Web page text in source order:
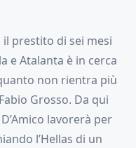
il prestito di sei mesi
e Atalanta è in cerca
non rientra più
Grosso. Da qui
lavorerà per
l’Hellas di un